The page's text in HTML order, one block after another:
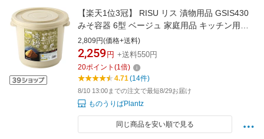
【楽天1位3冠】 RISU リス 漬物用品 GSIS430
みそ容器 6型 ベージュ 家庭用品 キッチン用品
調理器具 便利グッズ つけもの 和食 おいしい カ
ンタン 手軽 浅漬け ピクルス 酢の物 おかず
2,809円(価格+送料)
2,259 円 +送料550円
20ポイント (1倍)
4.71(14件)
8/10 13:00までの注文で最短8/29お届け
ものうりばPlantz
同じ商品を安い順で見る